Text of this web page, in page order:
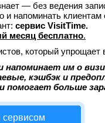
— без ведения
и напоминать
сервис VisitTime.
месяц бесплатно.
который упрощает
напоминает им о
кэшбэк и
помогает больше
сервисом